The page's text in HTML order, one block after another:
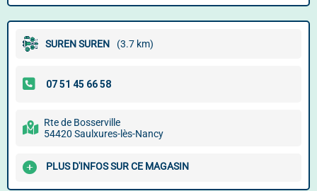
SUREN SUREN (3.7 km)
Rte de Bosserville
54420 Saulxures-lès-Nancy
PLUS D'INFOS SUR CE MAGASIN